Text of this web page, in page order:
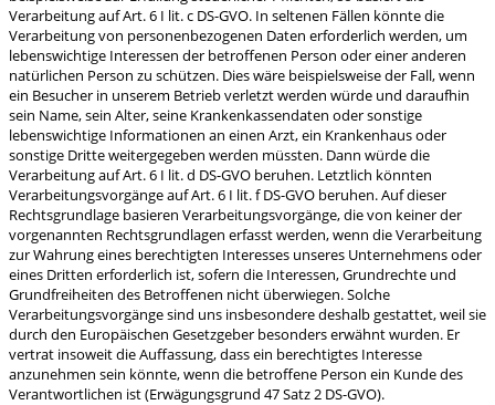
Verarbeitung auf Art. 6 I lit. c DS-GVO. In seltenen Fällen könnte die
Verarbeitung von personenbezogenen Daten erforderlich werden, um
lebenswichtige Interessen der betroffenen Person oder einer anderen
natürlichen Person zu schützen. Dies wäre beispielsweise der Fall, wenn
ein Besucher in unserem Betrieb verletzt werden würde und daraufhin
sein Name, sein Alter, seine Krankenkassendaten oder sonstige
lebenswichtige Informationen an einen Arzt, ein Krankenhaus oder
sonstige Dritte weitergegeben werden müssten. Dann würde die
Verarbeitung auf Art. 6 I lit. d DS-GVO beruhen. Letztlich könnten
Verarbeitungsvorgänge auf Art. 6 I lit. f DS-GVO beruhen. Auf dieser
Rechtsgrundlage basieren Verarbeitungsvorgänge, die von keiner der
vorgenannten Rechtsgrundlagen erfasst werden, wenn die Verarbeitung
zur Wahrung eines berechtigten Interesses unseres Unternehmens oder
eines Dritten erforderlich ist, sofern die Interessen, Grundrechte und
Grundfreiheiten des Betroffenen nicht überwiegen. Solche
Verarbeitungsvorgänge sind uns insbesondere deshalb gestattet, weil sie
durch den Europäischen Gesetzgeber besonders erwähnt wurden. Er
vertrat insoweit die Auffassung, dass ein berechtigtes Interesse
anzunehmen sein könnte, wenn die betroffene Person ein Kunde des
Verantwortlichen ist (Erwägungsgrund 47 Satz 2 DS-GVO).